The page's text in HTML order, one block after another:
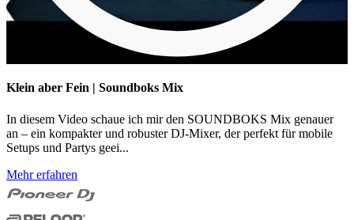
Klein aber Fein | Soundboks Mix
In diesem Video schaue ich mir den SOUNDBOKS Mix genauer
an – ein kompakter und robuster DJ-Mixer, der perfekt für mobile
Setups und Partys geei...
Mehr erfahren